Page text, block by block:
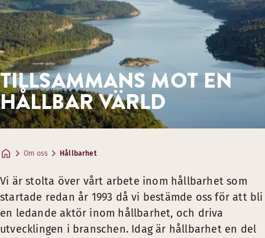
TILLSAMMANS MOT EN
HÅLLBAR VÄRLD
Om oss Hållbarhet
Vi är stolta över vårt arbete inom hållbarhet som
startade redan år 1993 då vi bestämde oss för att bli
en ledande aktör inom hållbarhet, och driva
utvecklingen i branschen. Idag är hållbarhet en del
Öka mängden växtbaserad mat
Öka andelen ekologisk mat och dryck
Köpa miljömärkt inredning och andra produkter
Köpa hög andel miljömärkta kemikalier
Läs mer om Scandic och Svanen